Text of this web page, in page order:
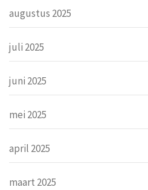
augustus 2025
juli 2025
juni 2025
mei 2025
april 2025
maart 2025